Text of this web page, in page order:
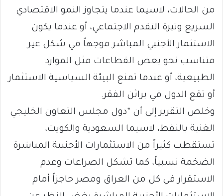
من الحالات، لاسيما عندما يتجاوز النمو الاقتصادي
السريع وتيرة التقدم الاجتماعي، أو عندما يكون
الاستثمار الأجنبي المباشر موجهاً في شكل غير
متناسب نحو بعض القطاعات مثل الموارد
الطبيعية، أو عندما تمنع البيئة السياسية الاستثمار
أو تقع الدول في براثن الفقر.
وخلص التقرير إلى أن “دول مجلس التعاون الخليجي
الغنية بالنفط، لاسيما السعودية والكويت،
تستقطب كثيراً من الاستثمارات الأجنبية المباشرة
الضخمة نسبياً، كما تشكل الصراعات وعدم
الاستقرار في كل من العراق ومصر حاجزاً أمام